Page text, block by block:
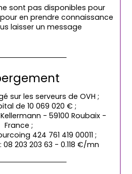
sont pas disponibles pour
en prendre connaissance
laisser un message
sur les serveurs de OVH ;
de 10 069 020 € ;
- 59100 Roubaix -
France ;
424 761 419 00011 ;
203 203 63 - 0.118 €/mn